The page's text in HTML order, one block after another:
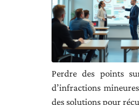
Perdre des points
d’infractions
des solutions pour